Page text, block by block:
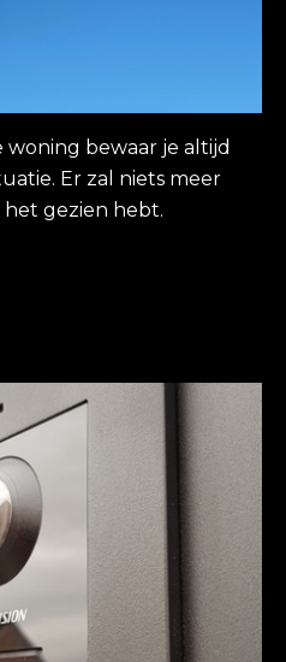
woning bewaar je altijd
Er zal niets meer
gezien hebt.